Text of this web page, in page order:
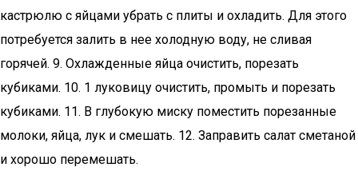
кастрюлю с яйцами убрать с плиты и охладить. Для этого
потребуется залить в нее холодную воду, не сливая
горячей. 9. Охлажденные яйца очистить, порезать
кубиками. 10. 1 луковицу очистить, промыть и порезать
кубиками. 11. В глубокую миску поместить порезанные
молоки, яйца, лук и смешать. 12. Заправить салат сметаной
и хорошо перемешать.